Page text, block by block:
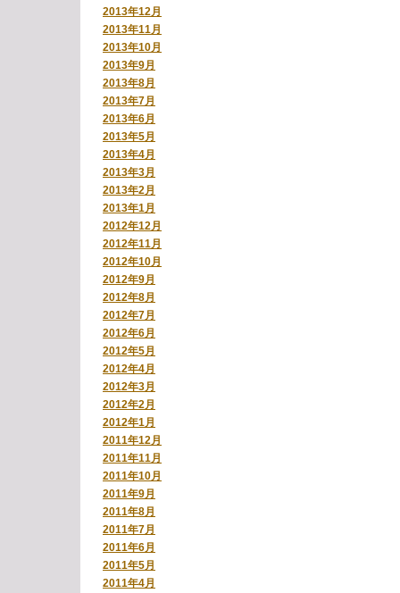
2013年12月
2013年11月
2013年10月
2013年9月
2013年8月
2013年7月
2013年6月
2013年5月
2013年4月
2013年3月
2013年2月
2013年1月
2012年12月
2012年11月
2012年10月
2012年9月
2012年8月
2012年7月
2012年6月
2012年5月
2012年4月
2012年3月
2012年2月
2012年1月
2011年12月
2011年11月
2011年10月
2011年9月
2011年8月
2011年7月
2011年6月
2011年5月
2011年4月